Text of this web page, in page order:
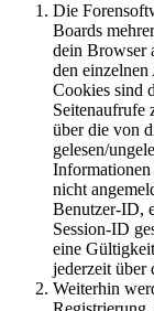
Die
Boards
dein Browser
den
Cookies sind
Seitenaufrufe
über die von
gelesen/
Informationen
nicht
Benutzer-ID,
Session-ID
eine
jederzeit über
Weiterhin